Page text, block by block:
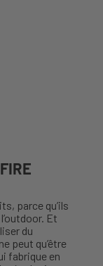
parce qu’ils
Et
du
peut qu’être
fabrique en